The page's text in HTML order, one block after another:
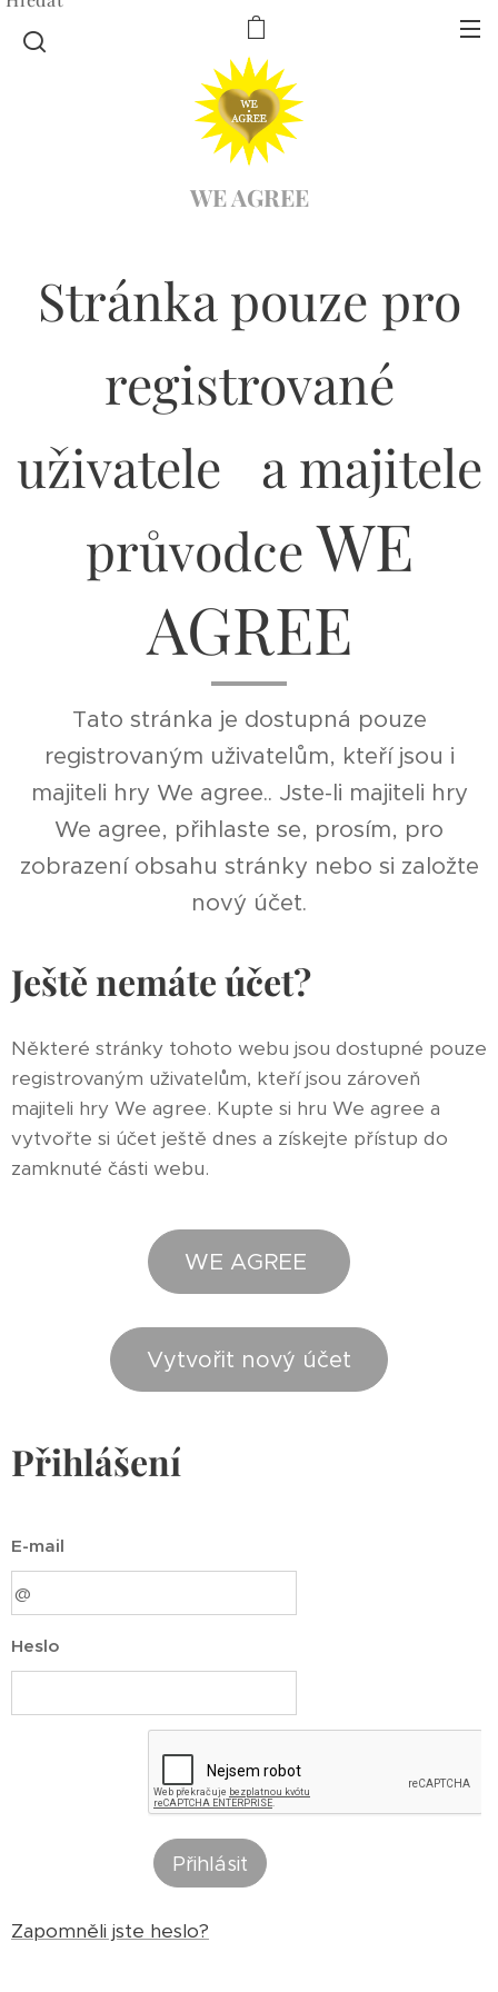
WE AGREE
Stránka pouze pro
registrované
uživatele a majitele
průvodceWE
AGREE
Tato stránka je dostupná pouze
registrovaným uživatelům, kteří jsou i
majiteli hry We agree.. Jste-li majiteli hry
We agree, přihlaste se, prosím, pro
zobrazení obsahu stránky nebo si založte
nový účet.
Ještě nemáte účet?
Některé stránky tohoto webu jsou dostupné pouze
registrovaným uživatelům, kteří jsou zároveň
majiteli hry We agree. Kupte si hru We agree a
vytvořte si účet ještě dnes a získejte přístup do
zamknuté části webu.
WE AGREE
Vytvořit nový účet
Přihlášení
E-mail
Heslo
Přihlásit
Zapomněli jste heslo?